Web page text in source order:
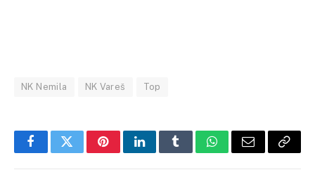
NK Nemila NK Vareš Top
FacebookTwitterPinterestLinkedInTumblrWhatsApp
Email Copy